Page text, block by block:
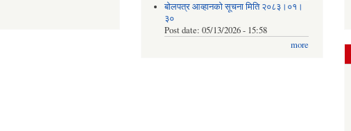
बोलपत्र आव्हानको सूचना मिति २०८३।०१।
३०
Post date: 05/13/2026 - 15:58
more